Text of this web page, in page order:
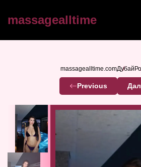
massagealltime
massagealltime.comДубай
Previous